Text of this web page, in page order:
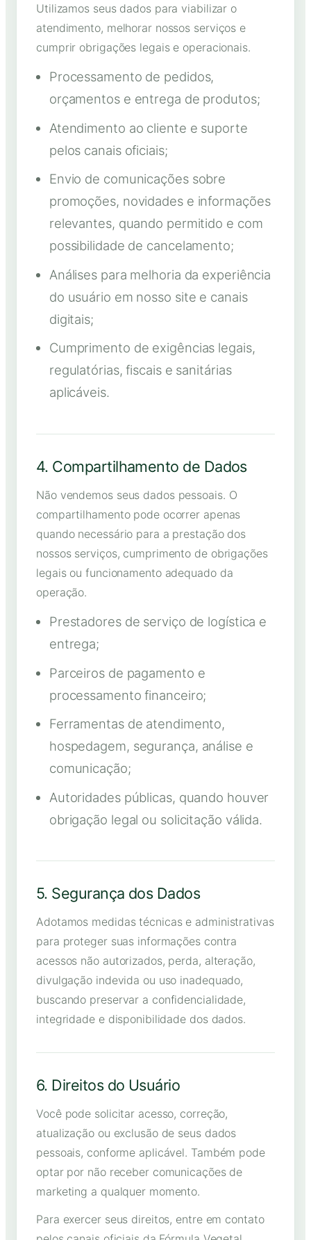
Utilizamos seus dados para viabilizar o
atendimento, melhorar nossos serviços e
cumprir obrigações legais e operacionais.
Processamento de pedidos,
orçamentos e entrega de produtos;
Atendimento ao cliente e suporte
pelos canais oficiais;
Envio de comunicações sobre
promoções, novidades e informações
relevantes, quando permitido e com
possibilidade de cancelamento;
Análises para melhoria da experiência
do usuário em nosso site e canais
digitais;
Cumprimento de exigências legais,
regulatórias, fiscais e sanitárias
aplicáveis.
4. Compartilhamento de Dados
Não vendemos seus dados pessoais. O
compartilhamento pode ocorrer apenas
quando necessário para a prestação dos
nossos serviços, cumprimento de obrigações
legais ou funcionamento adequado da
operação.
Prestadores de serviço de logística e
entrega;
Parceiros de pagamento e
processamento financeiro;
Ferramentas de atendimento,
hospedagem, segurança, análise e
comunicação;
Autoridades públicas, quando houver
obrigação legal ou solicitação válida.
5. Segurança dos Dados
Adotamos medidas técnicas e administrativas
para proteger suas informações contra
acessos não autorizados, perda, alteração,
divulgação indevida ou uso inadequado,
buscando preservar a confidencialidade,
integridade e disponibilidade dos dados.
6. Direitos do Usuário
Você pode solicitar acesso, correção,
atualização ou exclusão de seus dados
pessoais, conforme aplicável. Também pode
optar por não receber comunicações de
marketing a qualquer momento.
Para exercer seus direitos, entre em contato